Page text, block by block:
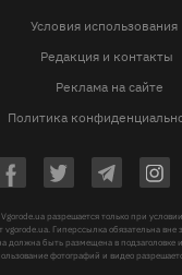
Условия использования
Редакция и контакты
Реклама на сайте
Политика
разрешается только при
Гиперссылка обязательна вне
должна быть размещена в подзаголовке
фотографий и видео